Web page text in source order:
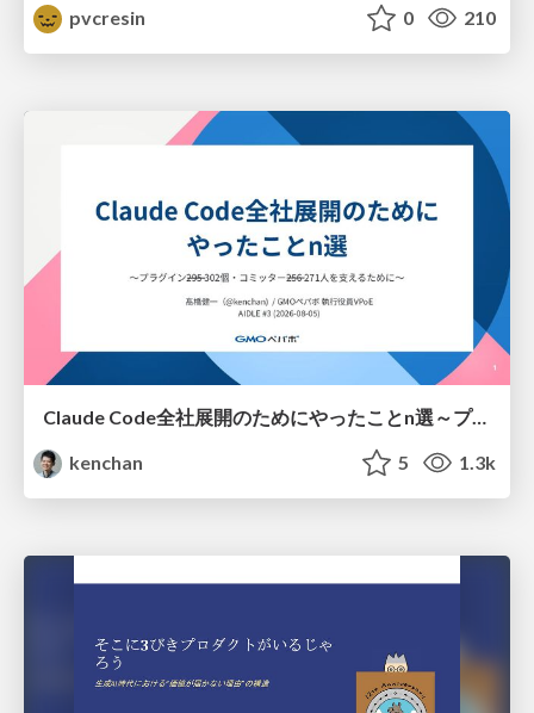
pvcresin 0 210
Claude Code全社展開のためにやったことn選～プラグイン302個・コミッター271人を支えるために～
kenchan
5 1.3k